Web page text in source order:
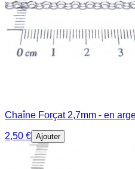
Chaîne Forçat 2,7mm - en
2,50 € Ajouter